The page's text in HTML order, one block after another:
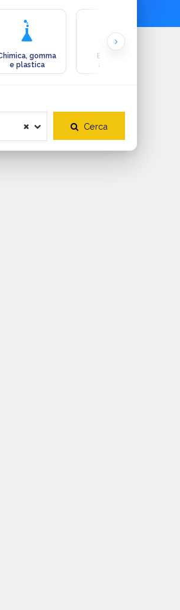
gomma
e plastica
Ecologia e
ambiente
Cerca